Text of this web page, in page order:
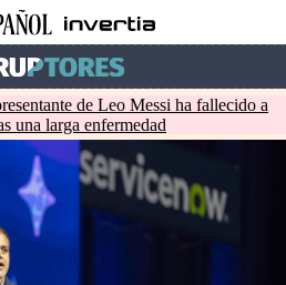
de Leo Messi ha fallecido a
una larga enfermedad